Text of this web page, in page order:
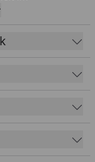
XW-Ring-
und reduziert
wird offen
für höchste
und
zuverlässige
setzen.